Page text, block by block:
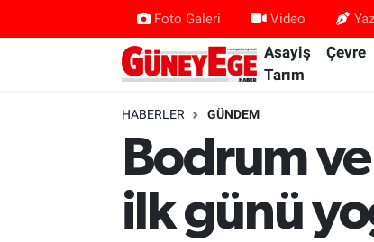
Foto Galeri Video
Asayiş Çevre
Tarım
HABERLER GÜNDEM
Bodrum
ilk günü
İstanbul Hava Durumu
İstanbul Trafik Yoğunluk Haritası
Süper Lig Puan Durumu ve Fikstür
Tüm Manşetler